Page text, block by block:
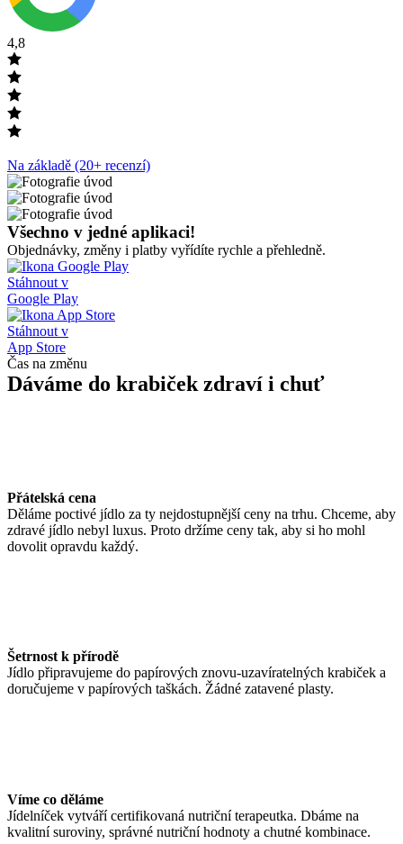
4,8
Na základě (20+ recenzí)
Všechno v jedné aplikaci!
Objednávky, změny i platby vyřídíte rychle a přehledně.
Stáhnout v
Google Play
Stáhnout v
App Store
Čas na změnu
Dáváme do krabiček zdraví i chuť
Přátelská cena
Děláme poctivé jídlo za ty nejdostupnější ceny na trhu. Chceme, aby
zdravé jídlo nebyl luxus. Proto držíme ceny tak, aby si ho mohl
dovolit opravdu každý.
Šetrnost k přírodě
Jídlo připravujeme do papírových znovu-uzavíratelných krabiček a
doručujeme v papírových taškách. Žádné zatavené plasty.
Víme co děláme
Jídelníček vytváří certifikovaná nutriční terapeutka. Dbáme na
kvalitní suroviny, správné nutriční hodnoty a chutné kombinace.